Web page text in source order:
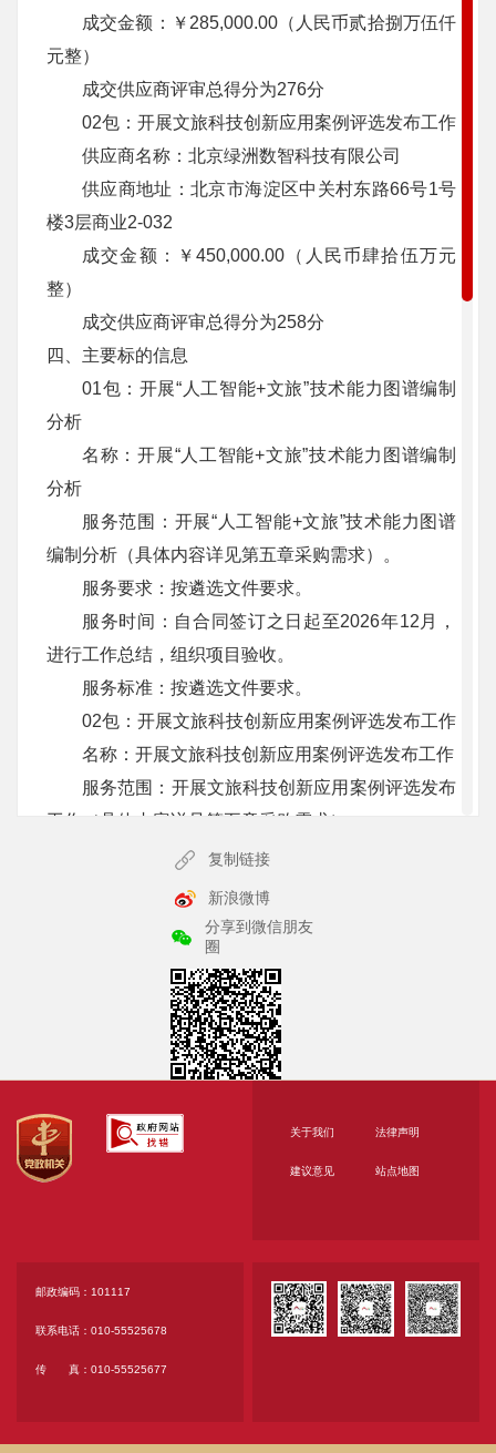
成交金额：￥285,000.00（人民币贰拾捌万伍仟
元整）
成交供应商评审总得分为276分
02包：开展文旅科技创新应用案例评选发布工作
供应商名称：北京绿洲数智科技有限公司
供应商地址：北京市海淀区中关村东路66号1号
楼3层商业2-032
成交金额：￥450,000.00（人民币肆拾伍万元
整）
成交供应商评审总得分为258分
四、主要标的信息
01包：开展“人工智能+文旅”技术能力图谱编制
分析
名称：开展“人工智能+文旅”技术能力图谱编制
分析
服务范围：开展“人工智能+文旅”技术能力图谱
编制分析（具体内容详见第五章采购需求）。
服务要求：按遴选文件要求。
服务时间：自合同签订之日起至2026年12月，
进行工作总结，组织项目验收。
服务标准：按遴选文件要求。
02包：开展文旅科技创新应用案例评选发布工作
名称：开展文旅科技创新应用案例评选发布工作
服务范围：开展文旅科技创新应用案例评选发布
工作（具体内容详见第五章采购需求）
服务要求：按遴选文件要求。
服务时间：自合同签订之日起至2026年12月，
进行工作总结，组织项目验收。
服务标准：按遴选文件要求。
五、评审专家名单：
张玉秀（组长）、徐旭东、翟承
六、代理服务收费标准及金额：
本项目代理费总金额：1.1025万元。
本项目代理费收费标准：按遴选文件要求。
七、公告期限
九、凡对本次公告内容提出询问，请按以下方式联
复制链接
新浪微博
分享到微信朋友
圈
关于我们 法律声明
建议意见 站点地图
邮政编码：101117
联系电话：010-55525678
传 真：010-55525677